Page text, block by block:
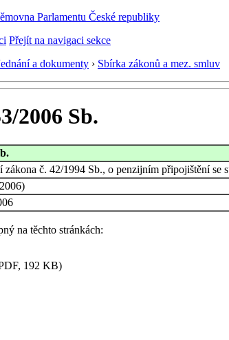
Přejít na navigaci sekce
a dokumenty › Sbírka zákonů a mez. smluv
2006 Sb.
zákona č. 42/1994 Sb., o penzijním připojištění se
na těchto stránkách:
192 KB)